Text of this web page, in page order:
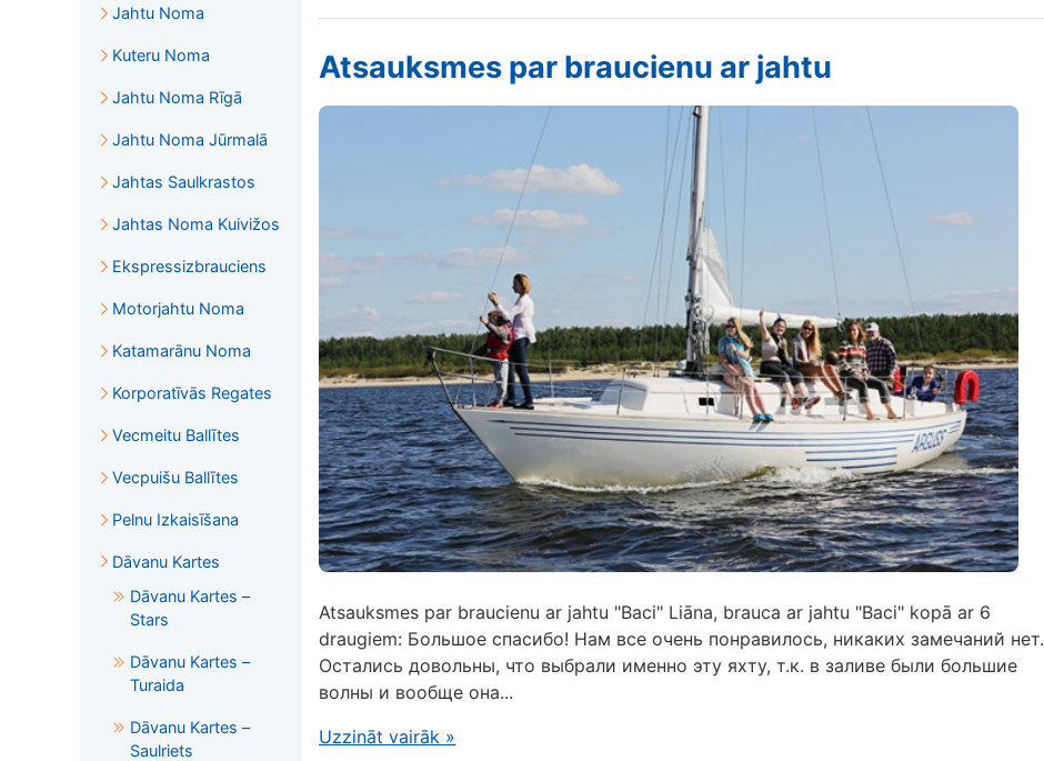
Jahtu Noma
Kuteru Noma
Jahtu Noma Rīgā
Jahtu Noma Jūrmalā
Jahtas Saulkrastos
Jahtas Noma Kuivižos
Ekspressizbrauciens
Motorjahtu Noma
Katamarānu Noma
Korporatīvās Regates
Vecmeitu Ballītes
Vecpuišu Ballītes
Pelnu Izkaisīšana
Dāvanu Kartes
Dāvanu Kartes –
Stars
Dāvanu Kartes –
Turaida
Dāvanu Kartes –
Saulriets
Atsauksmes par braucienu ar jahtu
Atsauksmes par braucienu ar jahtu "Baci" Liāna, brauca ar jahtu "Baci" kopā ar 6
draugiem: Большое спасибо! Нам все очень понравилось, никаких замечаний нет.
Остались довольны, что выбрали именно эту яхту, т.к. в заливе были большие
волны и вообще она...
Uzzināt vairāk »